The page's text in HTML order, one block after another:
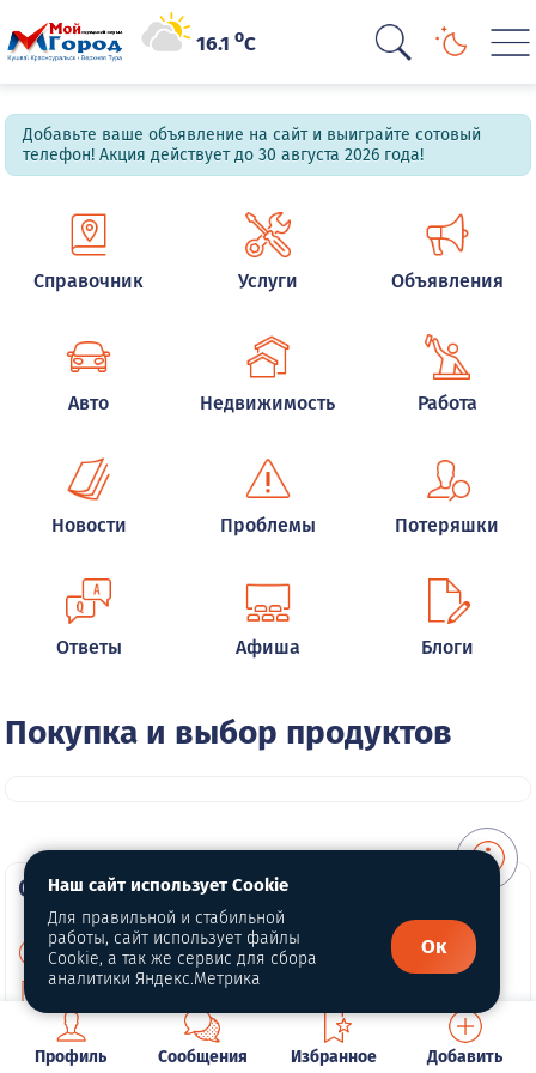
16.1oC
Добавьте ваше объявление на сайт и выиграйте сотовый
телефон! Акция действует до 30 августа 2026 года!
Справочник Услуги Объявления
Авто Недвижимость Работа
Новости Проблемы Потеряшки
Ответы Афиша Блоги
Покупка и выбор продуктов
О портале
О нас
Политика конфиденциальности
Публичная оферта
Профиль Сообщения Избранное Добавить
Наш сайт использует Cookie
Для правильной и стабильной
работы, сайт использует файлы
Cookie, а так же сервис для сбора
аналитики Яндекс.Метрика
Ок